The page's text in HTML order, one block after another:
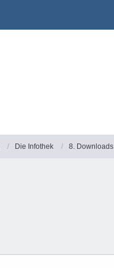
Die Infothek 8. Downloads